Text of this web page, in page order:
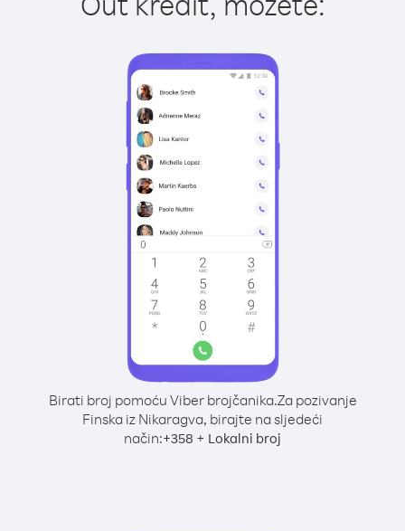
Birati broj pomoću Viber brojčanika.Za pozivanje
Finska iz Nikaragva, birajte na sljedeći
način:+358 + Lokalni broj